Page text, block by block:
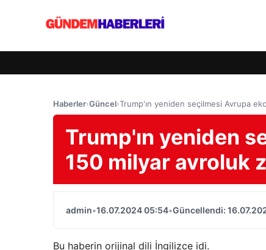
Haberler›Güncel›Trump'ın yeniden seçilmesi Avrupa
Trump'ın yeniden
150 milyar avroluk
admin•16.07.2024 05:54•Güncellendi:
Bu haberin orijinal dili İngilizce idi.